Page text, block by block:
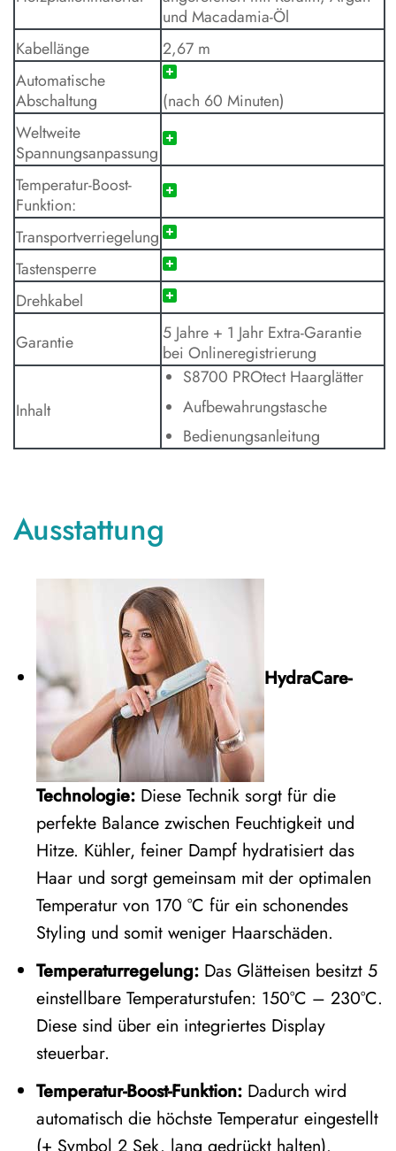
und Macadamia-Öl
Kabellänge
2,67 m
Automatische
Abschaltung
(nach 60 Minuten)
Weltweite
Spannungsanpassung
Temperatur-Boost-
Funktion:
Transportverriegelung
Tastensperre
Drehkabel
Garantie
5 Jahre + 1 Jahr Extra-Garantie
bei Onlineregistrierung
Inhalt
S8700 PROtect Haarglätter
Aufbewahrungstasche
Bedienungsanleitung
Ausstattung
HydraCare-
Technologie: Diese Technik sorgt für die
perfekte Balance zwischen Feuchtigkeit und
Hitze. Kühler, feiner Dampf hydratisiert das
Haar und sorgt gemeinsam mit der optimalen
Temperatur von 170 °C für ein schonendes
Styling und somit weniger Haarschäden.
Temperaturregelung: Das Glätteisen besitzt 5
einstellbare Temperaturstufen: 150°C – 230°C.
Diese sind über ein integriertes Display
steuerbar.
Temperatur-Boost-Funktion: Dadurch wird
automatisch die höchste Temperatur eingestellt
(+ Symbol 2 Sek. lang gedrückt halten).